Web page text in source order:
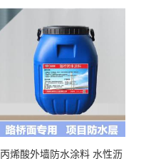
丙烯酸外墙防水涂料 水性沥